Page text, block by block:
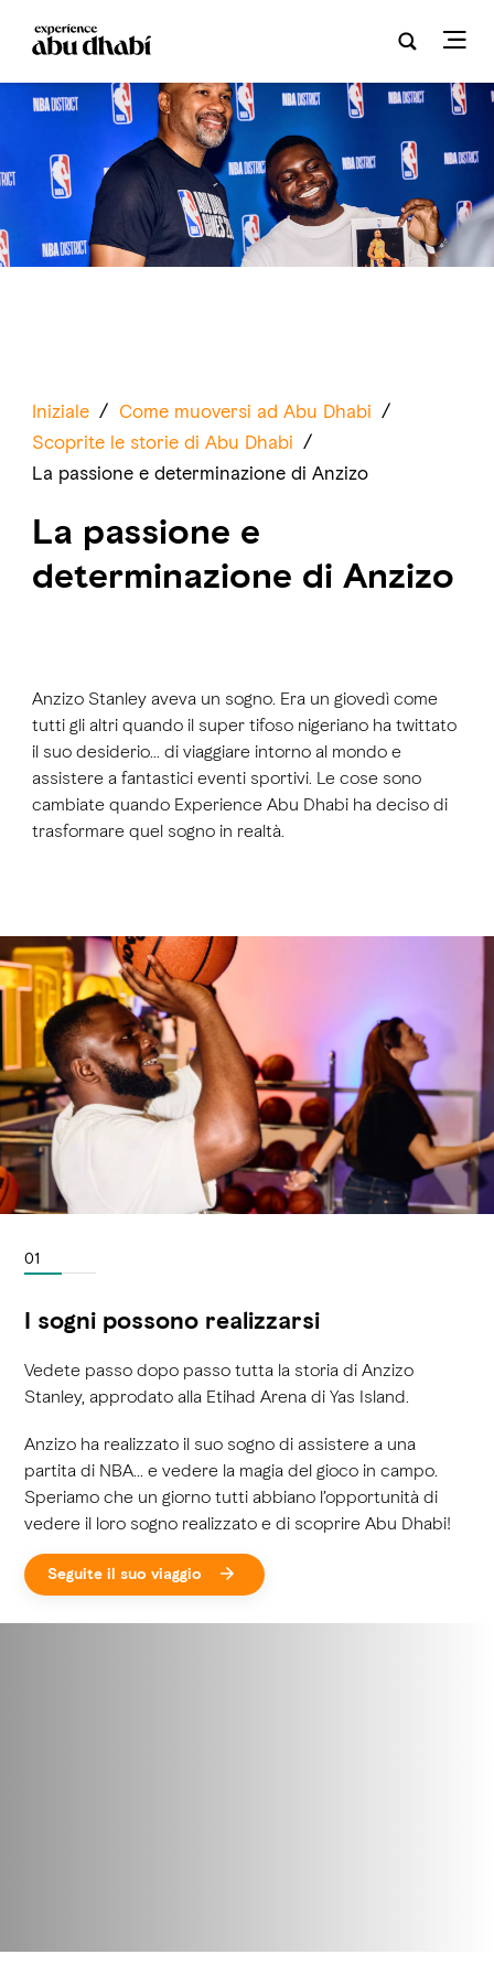
Iniziale / Come muoversi ad Abu Dhabi /
Scoprite le storie di Abu Dhabi /
La passione e determinazione di Anzizo
La passione e
determinazione di Anzizo
Anzizo Stanley aveva un sogno. Era un giovedì come
tutti gli altri quando il super tifoso nigeriano ha twittato
il suo desiderio… di viaggiare intorno al mondo e
assistere a fantastici eventi sportivi. Le cose sono
cambiate quando Experience Abu Dhabi ha deciso di
trasformare quel sogno in realtà.
01
I sogni possono realizzarsi
Vedete passo dopo passo tutta la storia di Anzizo
Stanley, approdato alla Etihad Arena di Yas Island.
Anzizo ha realizzato il suo sogno di assistere a una
partita di NBA… e vedere la magia del gioco in campo.
Speriamo che un giorno tutti abbiano l’opportunità di
vedere il loro sogno realizzato e di scoprire Abu Dhabi!
Seguite il suo viaggio